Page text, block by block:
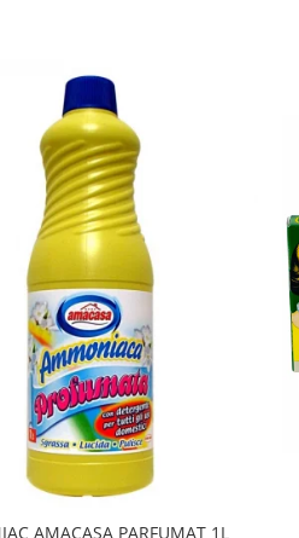
AMACASA PARFUMAT 1L